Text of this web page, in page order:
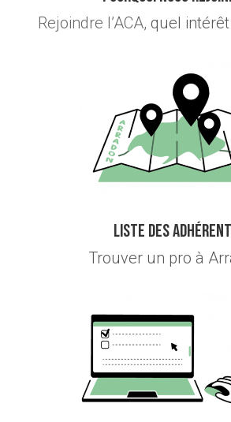
Rejoindre l’ACA,quel
Liste des
Trouver un pro à